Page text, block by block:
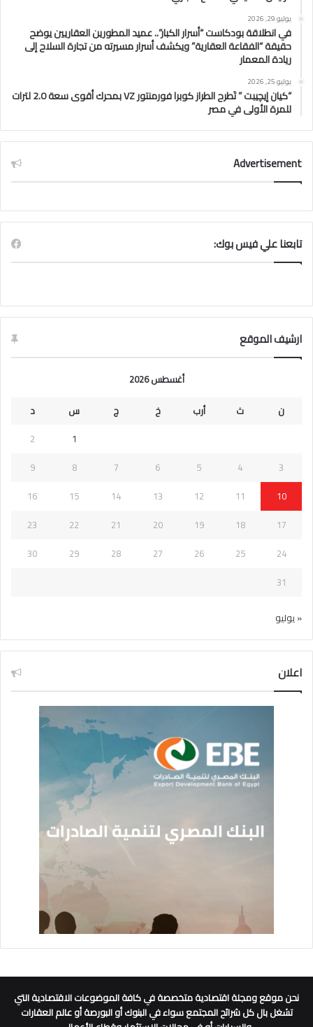
يوليو 29, 2026
في انطلاقة بودكاست “أسرار الكبار”.. عميد المطورين العقاريين يوضح
حقيقة “الفقاعة العقارية” ويكشف أسرار مسيرته من تجارة السلاح إلى
ريادة المعمار
يوليو 25, 2026
“كيان إيچيبت ” تَطرح الطراز كوبرا فورمنتور VZ بمحرك أقوى سعة 2.0 لترات
للمرة الأولى في مصر
Advertisement
تابعنا علي فيس بوك:
ارشيف الموقع
أغسطس 2026
ن
ث أرب خ ج س
د
1
2
3
4
5
6
7
8
9
10
11
12
13
14
15
16
17
18
19
20
21
22
23
24
25
26
27
28
29
30
31
« يوليو
اعلان
نحن موقع ومجلة اقتصادية متخصصة في كافة الموضوعات الاقتصادية التي
تشغل بال كل شرائح المجتمع سواء في البنوك أو البورصة أو عالم العقارات